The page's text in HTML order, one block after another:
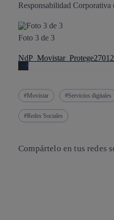
Responsabilidad Corporativa
Foto 3 de 3
Movistar Servicios digitales
Redes Sociales
Compártelo en tus redes